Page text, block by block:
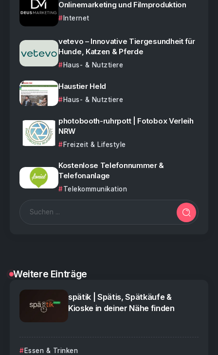
Onlinemarketing und Filmproduktion
Internet
vetevo – Innovative Tiergesundheit für
Hunde, Katzen & Pferde
Haus- & Nutztiere
Haustier Held
Haus- & Nutztiere
photobooth-ruhrpott | Fotobox Verleih
NRW
Freizeit & Lifestyle
Kostenlose Telefonnummer &
Telefonanlage
Telekommunikation
Weitere Einträge
spätik | Spätis, Spätkäufe &
Kioske in deiner Nähe finden
Essen & Trinken